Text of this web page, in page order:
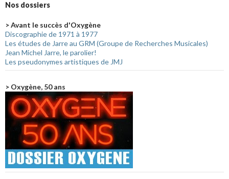
Nos dossiers
> Avant le succès d'Oxygène
Discographie de 1971 à 1977
Les études de Jarre au GRM (Groupe de Recherches Musicales)
Jean Michel Jarre, le parolier!
Les pseudonymes artistiques de JMJ
> Oxygène, 50 ans